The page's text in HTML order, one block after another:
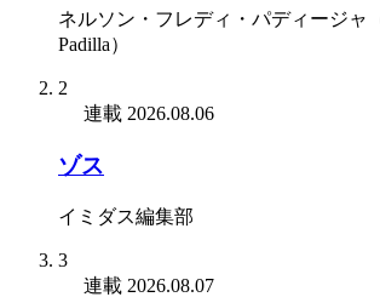
ネルソン・フレディ・パディージャ
Padilla）
2
連載 2026.08.06
ゾス
イミダス編集部
3
連載 2026.08.07